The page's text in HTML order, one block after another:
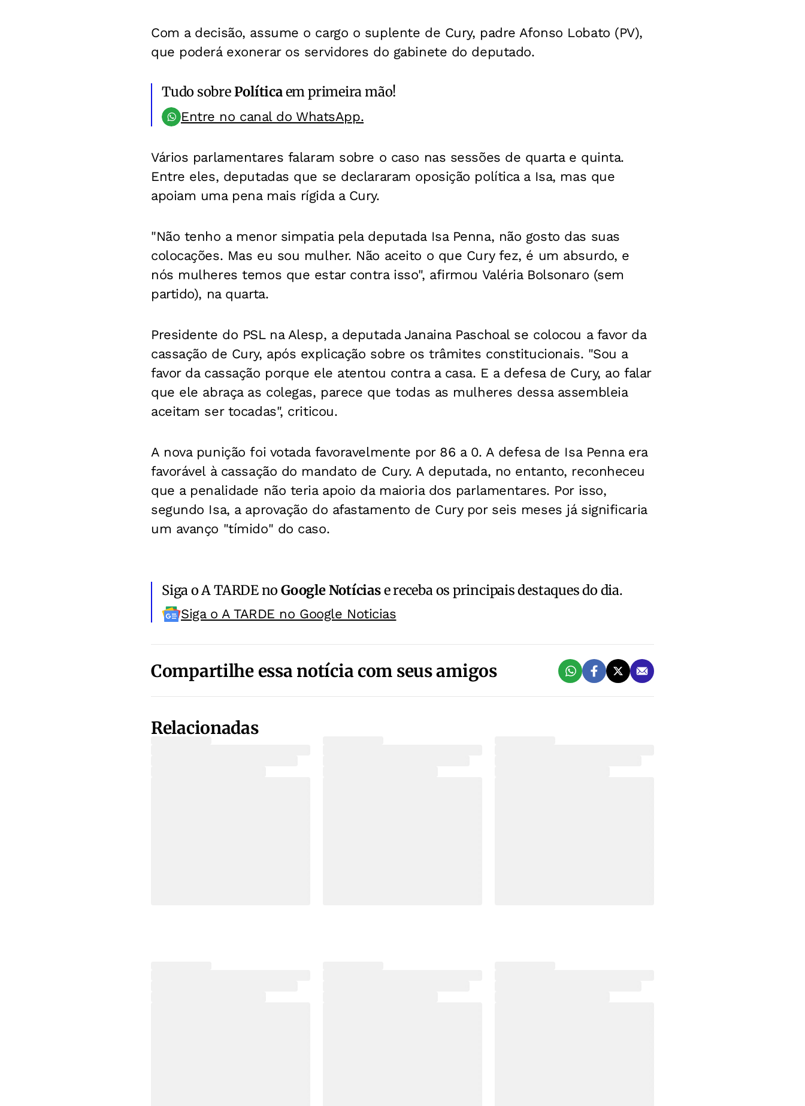
Com a decisão, assume o cargo o suplente de Cury, padre Afonso Lobato (PV),
que poderá exonerar os servidores do gabinete do deputado.
Tudo sobrePolíticaem primeira mão!
Entre no canal do WhatsApp.
Vários parlamentares falaram sobre o caso nas sessões de quarta e quinta.
Entre eles, deputadas que se declararam oposição política a Isa, mas que
apoiam uma pena mais rígida a Cury.
"Não tenho a menor simpatia pela deputada Isa Penna, não gosto das suas
colocações. Mas eu sou mulher. Não aceito o que Cury fez, é um absurdo, e
nós mulheres temos que estar contra isso", afirmou Valéria Bolsonaro (sem
partido), na quarta.
Presidente do PSL na Alesp, a deputada Janaina Paschoal se colocou a favor da
cassação de Cury, após explicação sobre os trâmites constitucionais. "Sou a
favor da cassação porque ele atentou contra a casa. E a defesa de Cury, ao falar
que ele abraça as colegas, parece que todas as mulheres dessa assembleia
aceitam ser tocadas", criticou.
A nova punição foi votada favoravelmente por 86 a 0. A defesa de Isa Penna era
favorável à cassação do mandato de Cury. A deputada, no entanto, reconheceu
que a penalidade não teria apoio da maioria dos parlamentares. Por isso,
segundo Isa, a aprovação do afastamento de Cury por seis meses já significaria
um avanço "tímido" do caso.
Siga o A TARDE noGoogle Notíciase receba os principais destaques do dia.
Siga o A TARDE no Google Noticias
Compartilhe essa notícia com seus amigos
Relacionadas